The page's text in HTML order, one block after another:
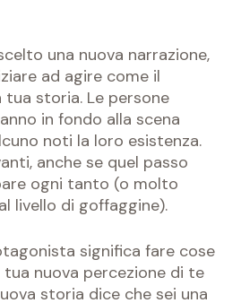
una nuova narrazione,
ad agire come il
storia. Le persone
in fondo alla scena
noti la loro esistenza.
anche se quel passo
ogni tanto (o molto
livello di goffaggine).
significa fare cose
nuova percezione di te
storia dice che sei una